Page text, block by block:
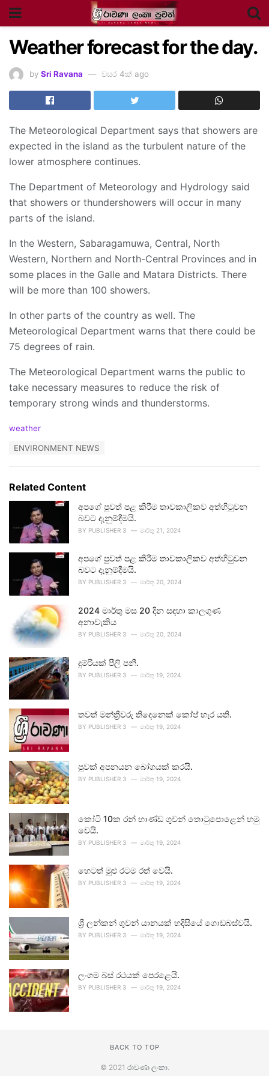
Weather forecast for the day.
by Sri Ravana වසර 4ක් ago
The Meteorological Department says that showers are
expected in the island as the turbulent nature of the
lower atmosphere continues.
The Department of Meteorology and Hydrology said
that showers or thundershowers will occur in many
parts of the island.
In the Western, Sabaragamuwa, Central, North
Western, Northern and North-Central Provinces and in
some places in the Galle and Matara Districts. There
will be more than 100 showers.
In other parts of the country as well. The
Meteorological Department warns that there could be
75 degrees of rain.
The Meteorological Department warns the public to
take necessary measures to reduce the risk of
temporary strong winds and thunderstorms.
C
o
r
i
weather
:
ENVIRONMENT NEWS
Related Content
අපගේ පුවත් පළ කිරීම තාවකාලිකව අත්හිටුවන
බවට දැනුම්දීමයි.
BY PUBLISHER 3 මාර්තු 21, 2024
අපගේ පුවත් පළ කිරීම තාවකාලිකව අත්හිටුවන
බවට දැනුම්දීමයි.
BY PUBLISHER 3 මාර්තු 20, 2024
2024 මාර්තු මස 20 දින සඳහා කාලගුණ
අනාවැකිය
BY PUBLISHER 3 මාර්තු 20, 2024
දුම්රියක් පීලි පනී.
BY PUBLISHER 3 මාර්තු 19, 2024
තවත් මන්ත්‍රීවරු තිදෙනෙක් කෝප් හැර යති.
BY PUBLISHER 3 මාර්තු 19, 2024
පුවක් අපනයන බෝගයක් කරයි.
BY PUBLISHER 3 මාර්තු 19, 2024
කෝටි 10ක රන් භාණ්ඩ ගුවන් තොටුපොළෙන් හමු
වෙයි.
BY PUBLISHER 3 මාර්තු 19, 2024
හෙටත් මුළු රටම රත් වෙයි.
BY PUBLISHER 3 මාර්තු 19, 2024
ශ්‍රී ලන්කන් ගුවන් යානයක් හදිසියේ ගොඩබස්වයි.
BY PUBLISHER 3 මාර්තු 19, 2024
ලංගම බස් රථයක් පෙරළෙයි.
BY PUBLISHER 3 මාර්තු 19, 2024
BACK TO TOP
© 2021 රාවණා ලංකා.